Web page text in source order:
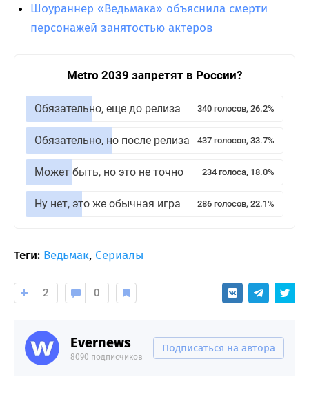
Шоураннер «Ведьмака» объяснила смерти
персонажей занятостью актеров
Metro 2039 запретят в России?
Обязательно, еще до релиза 340 голосов, 26.2%
Обязательно, но после релиза 437 голосов, 33.7%
Может быть, но это не точно 234 голоса, 18.0%
Ну нет, это же обычная игра 286 голосов, 22.1%
Теги: Ведьмак, Сериалы
2 0
Evernews
8090 подписчиков
Подписаться на автора